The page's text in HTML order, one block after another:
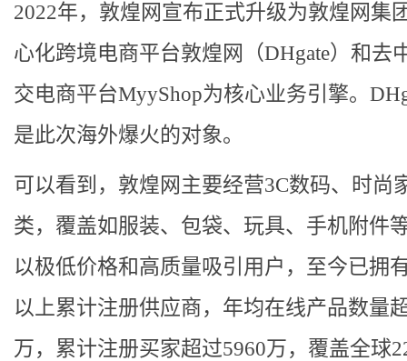
2022年，敦煌网宣布正式升级为敦煌网集
心化跨境电商平台敦煌网（DHgate）和去
交电商平台MyyShop为核心业务引擎。
是此次海外爆火的对象。
可以看到，敦煌网主要经营3C数码、时尚
类，覆盖如服装、包袋、玩具、手机附件
以极低价格和高质量吸引用户，至今已拥
以上累计注册供应商，年均在线产品数量
万，累计注册买家超过5960万，覆盖全球